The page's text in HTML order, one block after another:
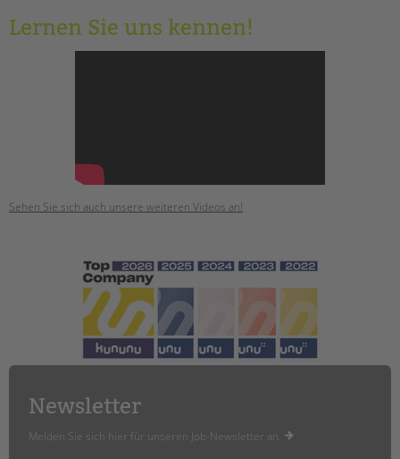
Lernen Sie uns kennen!
Sehen Sie sich auch unsere weiteren Videos an!
Newsletter
Melden Sie sich hier für unseren Job-Newsletter an.